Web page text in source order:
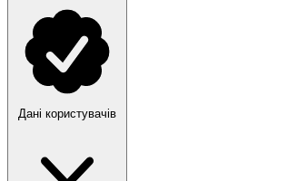
Дані користувачів